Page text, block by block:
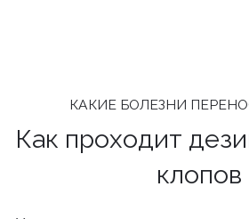
КАКИЕ БОЛЕЗНИ
Как проходит
клопов